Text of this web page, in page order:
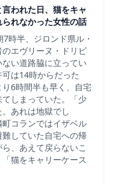
言われた日、猫をキャ
られなかった女性の話
時半、ジロンド県ル・
エヴリーヌ・ドリビ
い道路脇に立ってい
は14時からだった
6時間半も早く、自宅
しまっていた。「少
あれは地獄でし
コランではイザベル
していた自宅への帰
、あえて戻らないこ
猫をキャリーケース